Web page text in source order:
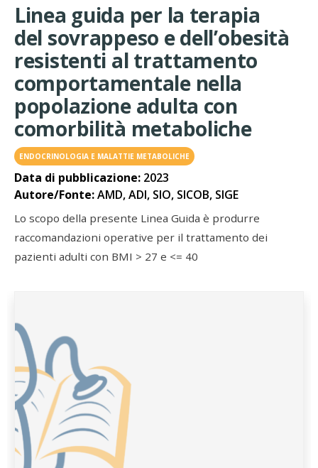
Linea guida per la terapia
del sovrappeso e dell’obesità
resistenti al trattamento
comportamentale nella
popolazione adulta con
comorbilità metaboliche
ENDOCRINOLOGIA E MALATTIE METABOLICHE
Data di pubblicazione: 2023
Autore/Fonte:AMD, ADI, SIO, SICOB, SIGE
Lo scopo della presente Linea Guida è produrre
raccomandazioni operative per il trattamento dei
pazienti adulti con BMI > 27 e <= 40